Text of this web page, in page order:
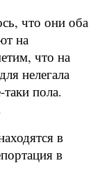
что они оба
на
что на
нелегала
таки пола.
в
в